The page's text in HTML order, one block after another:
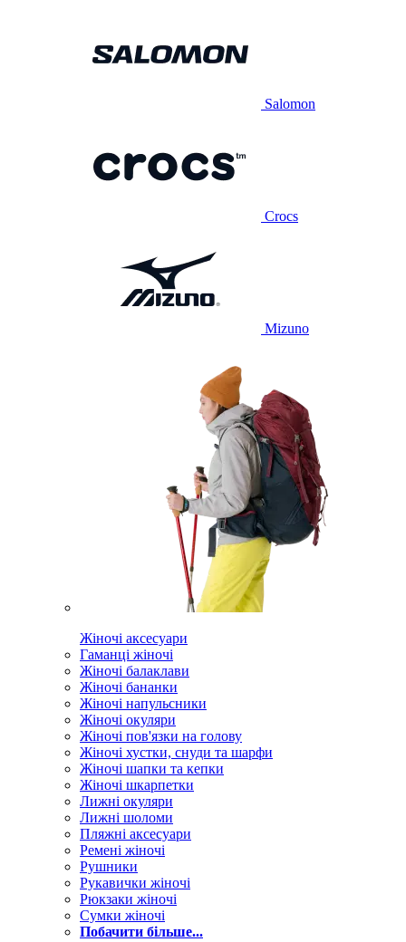
Salomon
Crocs
Mizuno
Жіночі аксесуари
Гаманці жіночі
Жіночі балаклави
Жіночі бананки
Жіночі напульсники
Жіночі окуляри
Жіночі пов'язки на голову
Жіночі хустки, снуди та шарфи
Жіночі шапки та кепки
Жіночі шкарпетки
Лижні окуляри
Лижні шоломи
Пляжні аксесуари
Ремені жіночі
Рушники
Рукавички жіночі
Рюкзаки жіночі
Сумки жіночі
Побачити більше...